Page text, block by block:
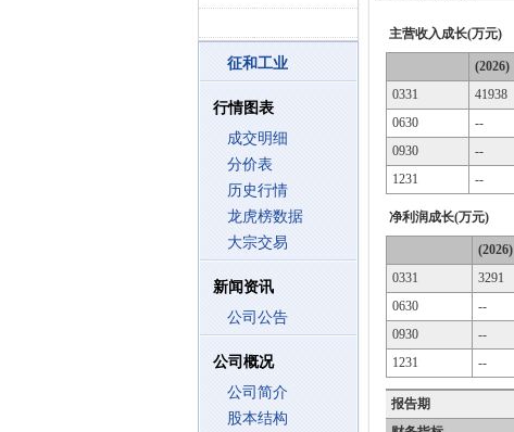
征和工业
行情图表
成交明细
分价表
历史行情
龙虎榜数据
大宗交易
新闻资讯
公司公告
公司概况
公司简介
股本结构
主营收入成长(万元)
(2026)
0331
41938
0630
--
0930
--
1231
--
净利润成长(万元)
(2026)
0331
3291
0630
--
0930
--
1231
--
报告期